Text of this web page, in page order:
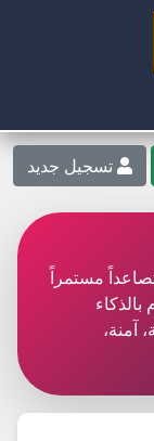
تسجيل جديد
مستمراً
آمنة،